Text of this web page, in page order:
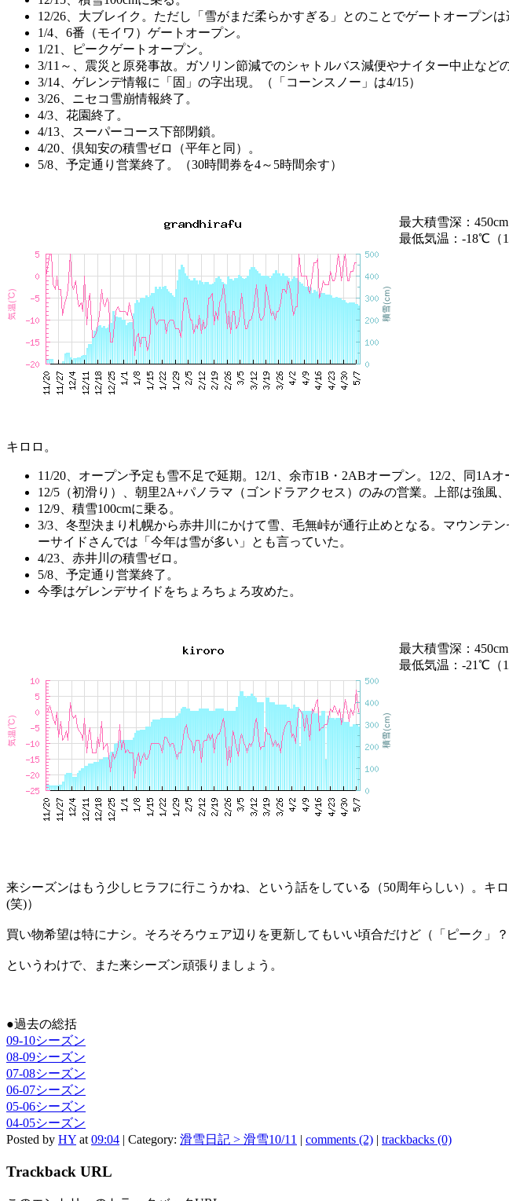
12/26、大ブレイク。ただし「雪がまだ柔らかすぎる」とのことでゲートオープンは
1/4、6番（モイワ）ゲートオープン。
1/21、ピークゲートオープン。
3/11～、震災と原発事故。ガソリン節減でのシャトルバス減便やナイター中止など
3/14、ゲレンデ情報に「固」の字出現。（「コーンスノー」は4/15）
3/26、ニセコ雪崩情報終了。
4/3、花園終了。
4/13、スーパーコース下部閉鎖。
4/20、倶知安の積雪ゼロ（平年と同）。
5/8、予定通り営業終了。（30時間券を4～5時間余す）
最大積雪深：450cm
最低気温：-18℃（1/
キロロ。
11/20、オープン予定も雪不足で延期。12/1、余市1B・2ABオープン。12/2、同1Aオ
12/5（初滑り）、朝里2A+パノラマ（ゴンドラアクセス）のみの営業。上部は強風
12/9、積雪100cmに乗る。
3/3、冬型決まり札幌から赤井川にかけて雪、毛無峠が通行止めとなる。マウンテ
ーサイドさんでは「今年は雪が多い」とも言っていた。
4/23、赤井川の積雪ゼロ。
5/8、予定通り営業終了。
今季はゲレンデサイドをちょろちょろ攻めた。
最大積雪深：450cm
最低気温：-21℃（1/
来シーズンはもう少しヒラフに行こうかね、という話をしている（50周年らしい）。
(笑)）
買い物希望は特にナシ。そろそろウェア辺りを更新してもいい頃合だけど（「ピーク」
というわけで、また来シーズン頑張りましょう。
●過去の総括
09-10シーズン
08-09シーズン
07-08シーズン
06-07シーズン
05-06シーズン
04-05シーズン
Posted by HY at 09:04 | Category: 滑雪日記 > 滑雪10/11 | comments (2) | trackbacks (0)
Trackback URL